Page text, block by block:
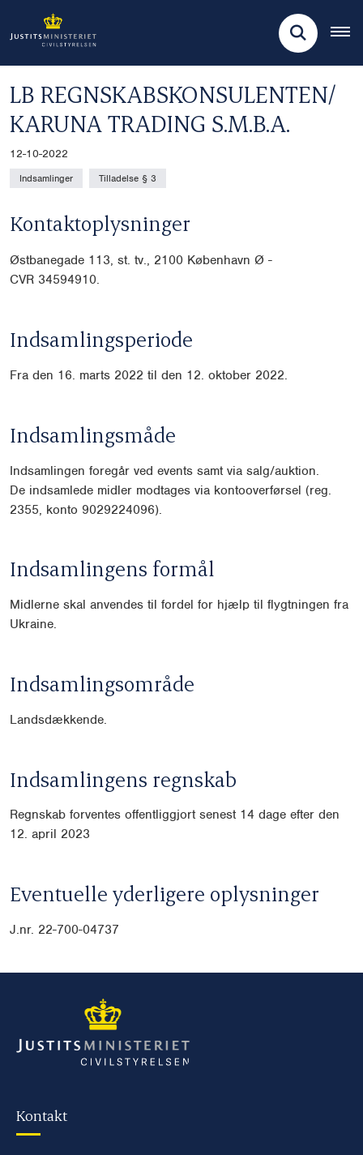
LB REGNSKABSKONSULENTEN/
KARUNA TRADING S.M.B.A.
12-10-2022
Indsamlinger Tilladelse § 3
Kontaktoplysninger
Østbanegade 113, st. tv., 2100 København Ø -
CVR 34594910.
Indsamlingsperiode
Fra den 16. marts 2022 til den 12. oktober 2022.
Indsamlingsmåde
Indsamlingen foregår ved events samt via salg/auktion.
De indsamlede midler modtages via kontooverførsel (reg.
2355, konto 9029224096).
Indsamlingens formål
Midlerne skal anvendes til fordel for hjælp til flygtningen fra
Ukraine.
Indsamlingsområde
Landsdækkende.
Indsamlingens regnskab
Regnskab forventes offentliggjort senest 14 dage efter den
12. april 2023
Eventuelle yderligere oplysninger
J.nr. 22-700-04737
Kontakt